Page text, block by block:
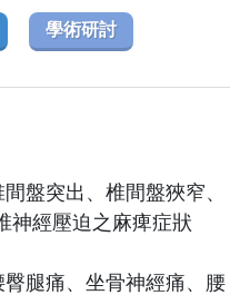
學術研討
盤突出、椎間盤狹窄、
神經壓迫之麻痺症狀
腿痛、坐骨神經痛、腰